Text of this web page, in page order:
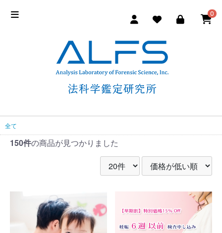
0
全て
150件の商品が見つかりました